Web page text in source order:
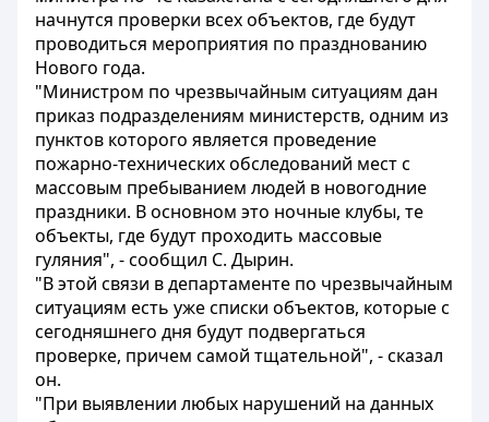
начнутся проверки всех объектов, где будут
проводиться мероприятия по празднованию
Нового года.
"Министром по чрезвычайным ситуациям дан
приказ подразделениям министерств, одним из
пунктов которого является проведение
пожарно-технических обследований мест с
массовым пребыванием людей в новогодние
праздники. В основном это ночные клубы, те
объекты, где будут проходить массовые
гуляния", - сообщил С. Дырин.
"В этой связи в департаменте по чрезвычайным
ситуациям есть уже списки объектов, которые с
сегодняшнего дня будут подвергаться
проверке, причем самой тщательной", - сказал
он.
"При выявлении любых нарушений на данных